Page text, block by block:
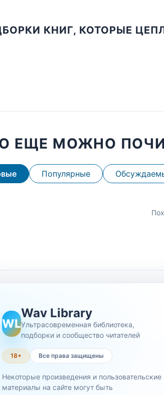
КНИГ, КОТОРЫЕ
ЕЩЕ МОЖНО
Популярные
WL
Wav Library
Ультрасовременная библиотека,
подборки и сообщество читателей
18+ Все права защищены
Некоторые произведения и пользовательские
материалы на сайте могут быть